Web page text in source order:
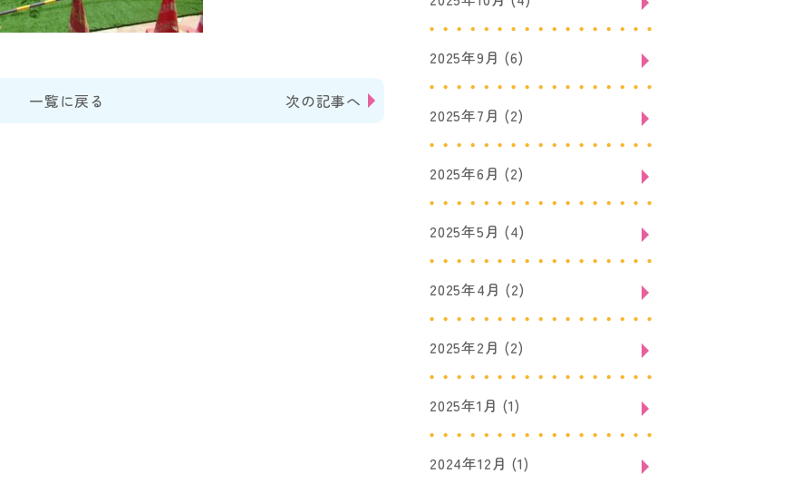
一覧に戻る 次の記事へ
2025年9月 (6)
2025年7月 (2)
2025年6月 (2)
2025年5月 (4)
2025年4月 (2)
2025年2月 (2)
2025年1月 (1)
2024年12月 (1)